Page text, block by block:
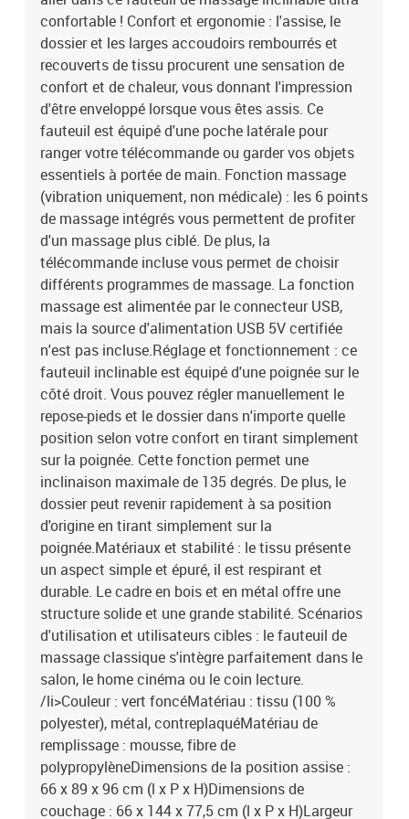
kgL'assemblage est requis
confortable ! Confort et ergonomie : l'assise, le
dossier et les larges accoudoirs rembourrés et
recouverts de tissu procurent une sensation de
confort et de chaleur, vous donnant l'impression
d'être enveloppé lorsque vous êtes assis. Ce
fauteuil est équipé d'une poche latérale pour
ranger votre télécommande ou garder vos objets
essentiels à portée de main. Fonction massage
(vibration uniquement, non médicale) : les 6 points
de massage intégrés vous permettent de profiter
d'un massage plus ciblé. De plus, la
télécommande incluse vous permet de choisir
différents programmes de massage. La fonction
massage est alimentée par le connecteur USB,
mais la source d'alimentation USB 5V certifiée
n'est pas incluse.Réglage et fonctionnement : ce
fauteuil inclinable est équipé d'une poignée sur le
côté droit. Vous pouvez régler manuellement le
repose-pieds et le dossier dans n'importe quelle
position selon votre confort en tirant simplement
sur la poignée. Cette fonction permet une
inclinaison maximale de 135 degrés. De plus, le
dossier peut revenir rapidement à sa position
d'origine en tirant simplement sur la
poignée.Matériaux et stabilité : le tissu présente
un aspect simple et épuré, il est respirant et
durable. Le cadre en bois et en métal offre une
structure solide et une grande stabilité. Scénarios
d'utilisation et utilisateurs cibles : le fauteuil de
massage classique s'intègre parfaitement dans le
salon, le home cinéma ou le coin lecture.
/li>Couleur : vert foncéMatériau : tissu (100 %
polyester), métal, contreplaquéMatériau de
remplissage : mousse, fibre de
polypropylèneDimensions de la position assise :
66 x 89 x 96 cm (l x P x H)Dimensions de
couchage : 66 x 144 x 77,5 cm (l x P x H)Largeur